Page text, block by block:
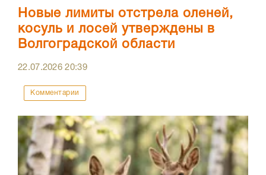
Новые лимиты отстрела оленей,
косуль и лосей утверждены в
Волгоградской области
22.07.202620:39
Комментарии